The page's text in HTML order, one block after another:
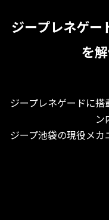
ジープレネゲ
を
ジープレネゲードに
ン
ジープ池袋の現役メ